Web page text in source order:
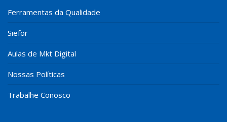
Ferramentas da Qualidade
Siefor
Aulas de Mkt Digital
Nossas Políticas
Trabalhe Conosco